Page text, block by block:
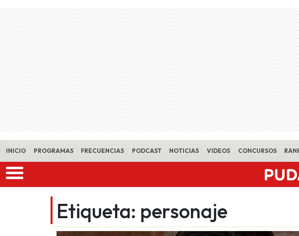
Skip to main content
INICIO PROGRAMAS FRECUENCIAS PODCAST NOTICIAS VIDEOS CONCURSOS
Etiqueta: personaje